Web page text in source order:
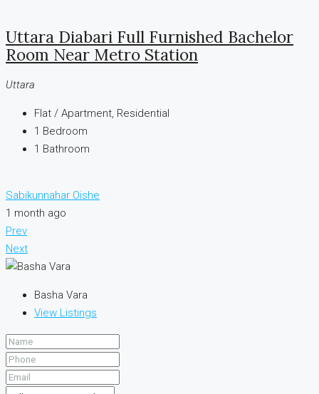
Uttara Diabari Full Furnished Bachelor
Room Near Metro Station
Uttara
Flat / Apartment, Residential
1 Bedroom
1 Bathroom
Sabikunnahar Oishe
1 month ago
Prev
Next
Basha Vara
View Listings